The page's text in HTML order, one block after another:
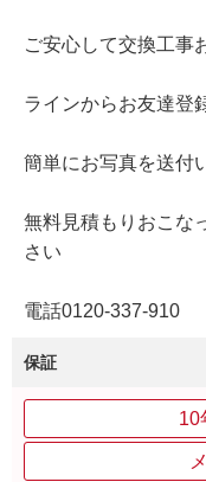
ご安心して交換工事
ラインからお友達登
簡単にお写真を送付
無料見積もりおこな
さい
電話0120-337-910
保証
10